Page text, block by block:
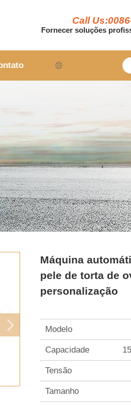
Call
Fornecer soluções
Máquina
pele de torta de
personalização
Modelo
Capacidade
Tensão
Tamanho